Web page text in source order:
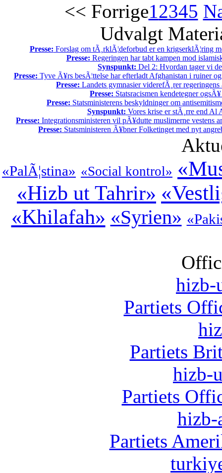
<< Forrige12345
Udvalgt
Presse: Forslag om tÃ¸rklÃ¦deforbud er en krigserklÃ¦ring
Presse: Regeringen har tabt kampen mod
Synspunkt: Del 2: Hvordan tager vi
Presse: Tyve Ã¥rs besÃ¦ttelse har efterladt Afghanistan i ruiner
Presse: Landets gymnasier viderefÃ¸rer
Presse: Statsracismen kendetegner
Presse: Statsministerens beskyldninger om
Synspunkt: Vores krise er stÃ¸rre end Al
Presse: Integrationsministeren vil pÃ¥dutte muslimerne vestens
Presse: Statsministeren Ã¥bner Folketinget med nyt
«PalÃ¦stina» «Social kontrol»
«Hizb ut Tahrir»
«Khilafah» «Syrien»
hizb-
Partiets
Partiets
hizb-
Partiets
hizb-
Partiets